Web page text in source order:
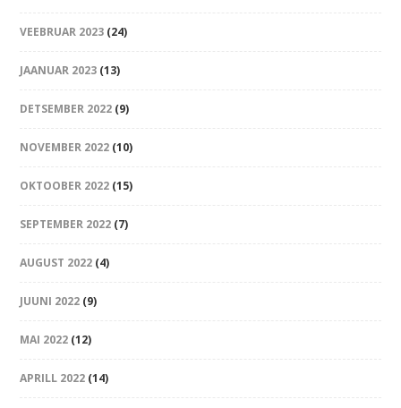
VEEBRUAR 2023 (24)
JAANUAR 2023 (13)
DETSEMBER 2022 (9)
NOVEMBER 2022 (10)
OKTOOBER 2022 (15)
SEPTEMBER 2022 (7)
AUGUST 2022 (4)
JUUNI 2022 (9)
MAI 2022 (12)
APRILL 2022 (14)